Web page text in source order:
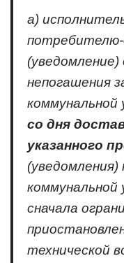
а)
потребителю-
непогашения
коммунальной
со дня
указанного
сначала
технической